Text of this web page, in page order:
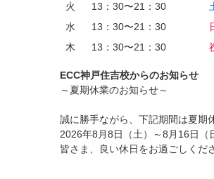
火
13：30〜21：30
水
13：30〜21：30
木
13：30〜21：30
ECC神戸住吉校からのお知らせ
～夏期休業のお知らせ～
誠に勝手ながら、下記期間は夏期
2026年8月8日（土）～8月16日（
皆さま、良い休日をお過ごしくだ